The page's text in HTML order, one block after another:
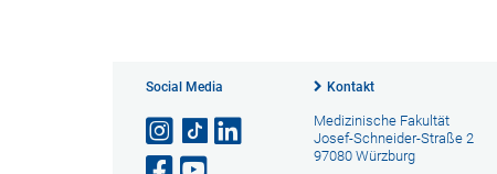
Social Media Kontakt
Medizinische Fakultät
Josef-Schneider-Straße 2
97080 Würzburg